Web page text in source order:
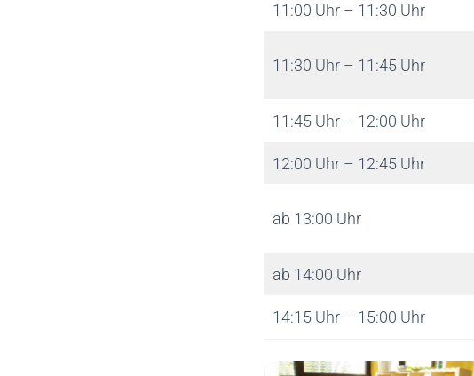
11:00 Uhr – 11:30 Uhr
11:30 Uhr – 11:45 Uhr
11:45 Uhr – 12:00 Uhr
12:00 Uhr – 12:45 Uhr
ab 13:00 Uhr
ab 14:00 Uhr
14:15 Uhr – 15:00 Uhr